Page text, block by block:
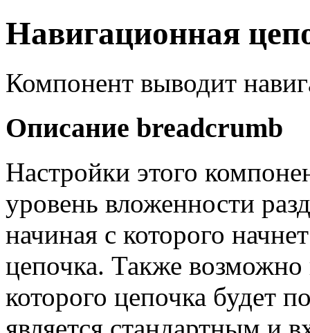
Навигационная
Компонент выводит
Описание breadcrumb
Настройки этого
уровень вложенности
начиная с которого
цепочка. Также возможно
которого цепочка будет